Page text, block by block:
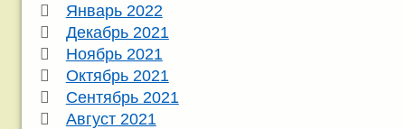
Январь 2022
Декабрь 2021
Ноябрь 2021
Октябрь 2021
Сентябрь 2021
Август 2021